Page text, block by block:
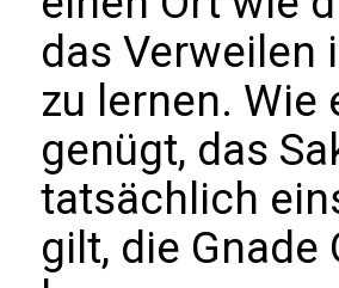
das Verweilen
zu lernen.
genügt, das
tatsächlich
gilt, die